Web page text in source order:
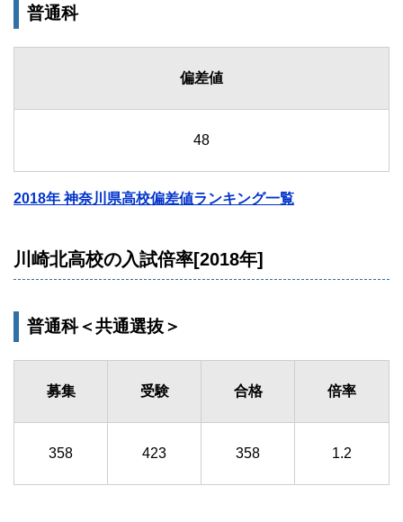
普通科
偏差値
48
2018年 神奈川県高校偏差値ランキング一覧
川崎北高校の入試倍率[2018年]
普通科＜共通選抜＞
募集 受験 合格 倍率
358 423 358 1.2